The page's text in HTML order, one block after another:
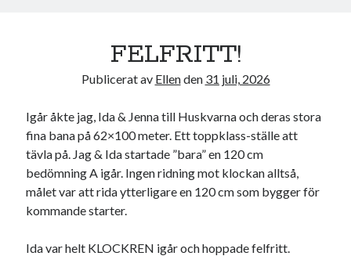
Senaste kommentarerna
Camilla
VINST!!!
JOSEF
om
SPAM
SPAM
FELFRITT!
Publicerat av Ellenden 31 juli, 2026
Igår åkte jag, Ida & Jenna till Huskvarna och deras stora
fina bana på 62×100 meter. Ett toppklass-ställe att
tävla på. Jag & Ida startade ”bara” en 120 cm
bedömning A igår. Ingen ridning mot klockan alltså,
målet var att rida ytterligare en 120 cm som bygger för
kommande starter.
Ida var helt KLOCKREN igår och hoppade felfritt.